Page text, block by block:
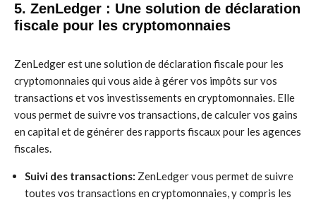
5. ZenLedger : Une solution de déclaration
fiscale pour les cryptomonnaies
ZenLedger est une solution de déclaration fiscale pour les
cryptomonnaies qui vous aide à gérer vos impôts sur vos
transactions et vos investissements en cryptomonnaies. Elle
vous permet de suivre vos transactions, de calculer vos gains
en capital et de générer des rapports fiscaux pour les agences
fiscales.
Suivi des transactions: ZenLedger vous permet de suivre
toutes vos transactions en cryptomonnaies, y compris les